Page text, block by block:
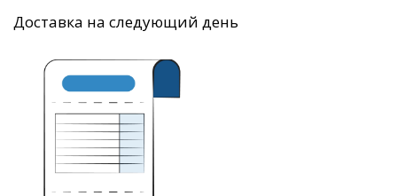
Доставка на следующий день